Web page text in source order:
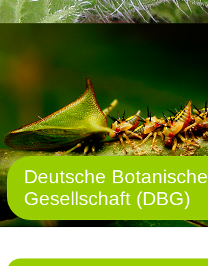
Deutsche Botanische
Gesellschaft (DBG)